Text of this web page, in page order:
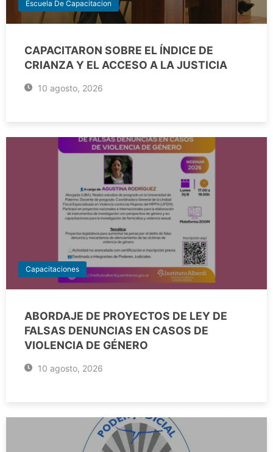
Escuela De Capacitacion
CAPACITARON SOBRE EL ÍNDICE DE
CRIANZA Y EL ACCESO A LA JUSTICIA
10 agosto, 2026
Capacitaciones
ABORDAJE DE PROYECTOS DE LEY DE
FALSAS DENUNCIAS EN CASOS DE
VIOLENCIA DE GÉNERO
10 agosto, 2026